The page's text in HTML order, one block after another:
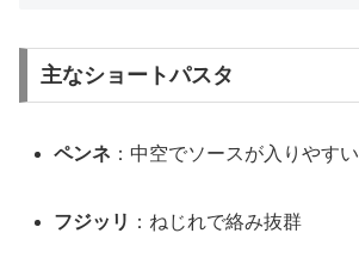
主なショートパスタ
ペンネ ：中空でソースが入りやすい
フジッリ ：ねじれで絡み抜群